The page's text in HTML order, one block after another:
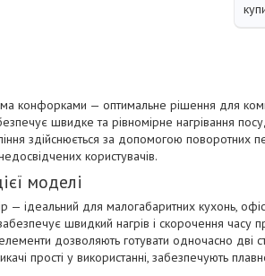
конфорками — оптимальне рішення для
швидке та рівномірне нагрівання
здійснюється за допомогою поворотних
користувачів.
моделі
— ідеальний для малогабаритних кухонь,
швидкий нагрів і скорочення часу
дозволяють готувати одночасно дві
прості у використанні, забезпечують